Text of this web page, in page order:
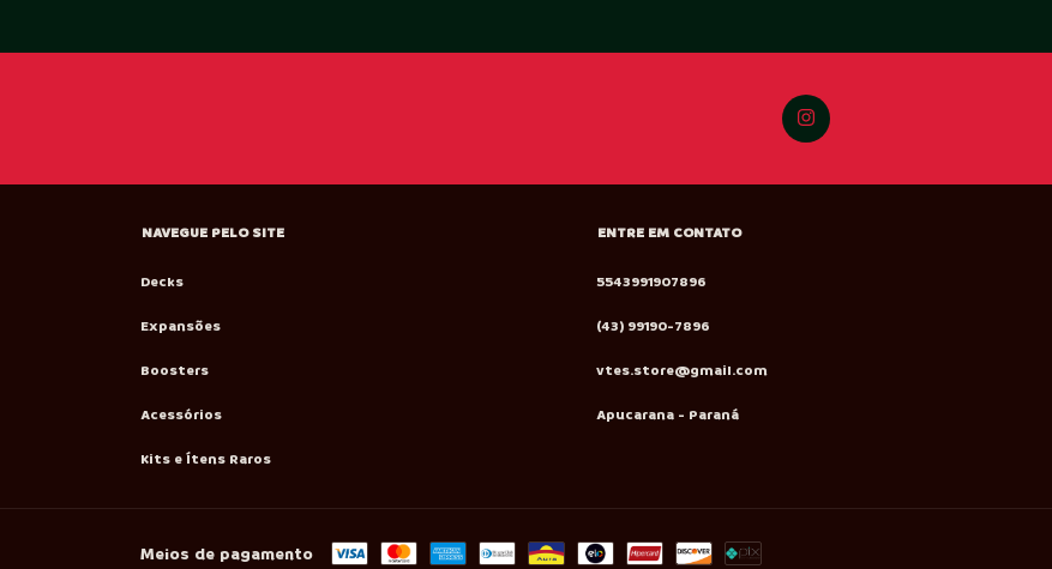
NAVEGUE PELO SITE
Decks
Expansões
Boosters
Acessórios
Kits e Ítens Raros
ENTRE EM CONTATO
5543991907896
(43) 99190-7896
vtes.store@gmail.com
Apucarana - Paraná
Meios de pagamento